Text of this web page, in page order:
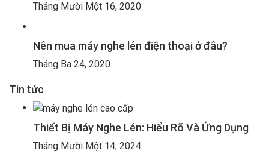
Tháng Mười Một 16, 2020
Nên mua máy nghe lén điện thoại ở đâu?
Tháng Ba 24, 2020
Tin tức
Thiết Bị Máy Nghe Lén: Hiểu Rõ Và Ứng Dụng
Tháng Mười Một 14, 2024